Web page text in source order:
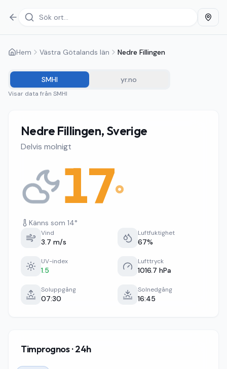
Hem Västra Götalands län Nedre Fillingen
SMHI yr.no
Visar data från SMHI
Nedre Fillingen, Sverige
Delvis molnigt
17°
Känns som 14°
Vind
3.7 m/s
Luftfuktighet
67%
UV-index
1.5
Lufttryck
1016.7 hPa
Soluppgång
07:30
Solnedgång
16:45
Timprognos · 24h